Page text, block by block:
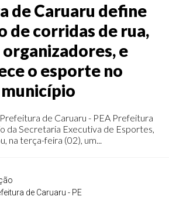
de Caruaru define
de corridas de rua,
e
o esporte no
município
de Caruaru - PEA Prefeitura
da Secretaria Executiva de Esportes,
na terça-feira (02), um...
de Caruaru - PE